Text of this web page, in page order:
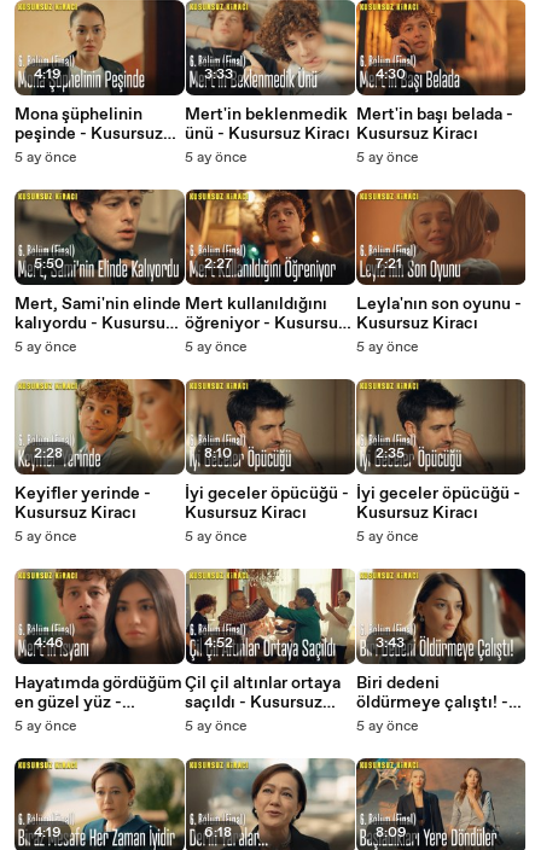
4:19
Mona şüphelinin
peşinde - Kusursuz
Kiracı
5 ay önce
5:50
Mert, Sami'nin elinde
kalıyordu - Kusursuz
Kiracı
5 ay önce
2:28
Keyifler yerinde -
Kusursuz Kiracı
5 ay önce
4:46
Hayatımda gördüğüm
en güzel yüz -
Kusursuz Kiracı
5 ay önce
4:19
3:33
Mert'in beklenmedik
ünü - Kusursuz Kiracı
5 ay önce
2:27
Mert kullanıldığını
öğreniyor - Kusursuz
Kiracı
5 ay önce
8:10
İyi geceler öpücüğü -
Kusursuz Kiracı
5 ay önce
4:52
Çil çil altınlar ortaya
saçıldı - Kusursuz
Kiracı
5 ay önce
6:18
4:30
Mert'in başı belada -
Kusursuz Kiracı
5 ay önce
7:21
Leyla'nın son oyunu -
Kusursuz Kiracı
5 ay önce
2:35
İyi geceler öpücüğü -
Kusursuz Kiracı
5 ay önce
3:43
Biri dedeni
öldürmeye çalıştı! -
Kusursuz Kiracı
5 ay önce
8:09